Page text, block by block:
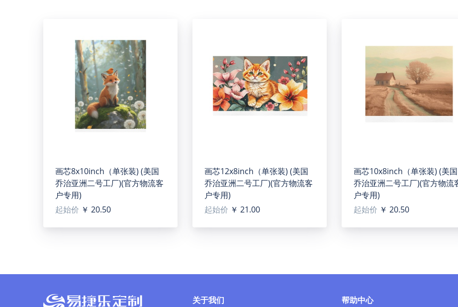
温馨提示：
该图片展示效果仅供参考，最终效果以实物为准！由于生产批次、机器设备等客观因素原因，难以避免或将存在微小
于正常现象，将不予纳入售后处理范畴。
Art Print 8"x12"(1pcs)(TEMU)
【Type】Polyester. Made of sturdy oil canvas, waterproof and durable
【Applicable situation】It can be used for decoration in bars, homes, clubs, public places, houses, coffee shops,
wedding, birthday or any type of event gifts or collectibles.
【Washing notice】Do not wet cloth wipe, can use plush products gently brushed dust, just can keep the picture
【Note】Do not wet cloth wipe, can use plush products gently brushed dust, just can keep the picture bright.
【Designer tip】 To ensure the highest quality print, please note that this product's recommended uploaded image
画芯8x10inch（单张装) (美国
乔治亚洲二号工厂)(官方物流客
户专用)
起始价 ￥ 20.50
画芯12x8inch（单张装) (美国
乔治亚洲二号工厂)(官方物流客
户专用)
起始价 ￥ 21.00
画芯10x8inch（单张装) (美国
乔治亚洲二号工厂)(官方物流
户专用)
起始价 ￥ 20.50
关于我们 帮助中心